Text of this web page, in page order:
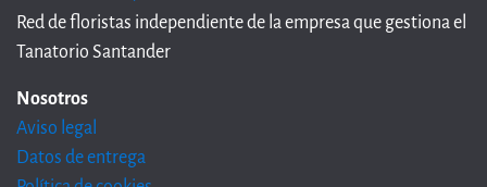
Red de floristas independiente de la empresa que gestiona el
Tanatorio Santander
Nosotros
Aviso legal
Datos de entrega